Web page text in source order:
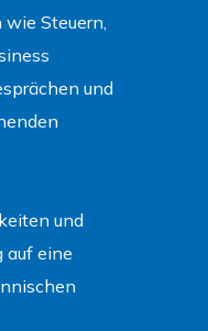
Steuern,
und
und
auf eine